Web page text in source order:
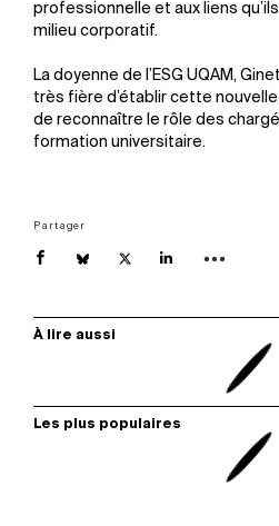
professionnelle et aux liens
milieu corporatif.
La doyenne de l’ESG UQAM,
très fière d’établir cette
de reconnaître le rôle des
formation universitaire.
Partager
À lire aussi
Les plus populaires